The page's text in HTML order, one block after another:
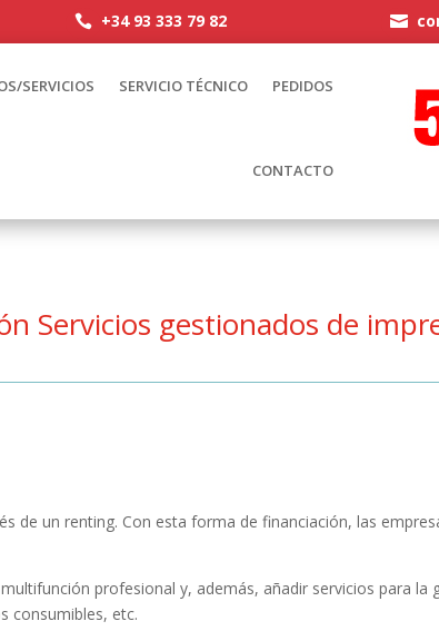
 +34 93 333 79 82 
SERVICIOS SERVICIO TÉCNICO PEDIDOS
CONTACTO
Servicios gestionados de
de un renting. Con esta forma de financiación, las
profesional y, además, añadir servicios para la
consumibles, etc.